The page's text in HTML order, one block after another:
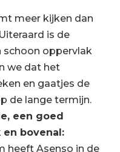
meer kijken dan
is de
schoon oppervlak
we dat het
en gaatjes de
de lange termijn.
een goed
en bovenal:
heeft Asenso in de